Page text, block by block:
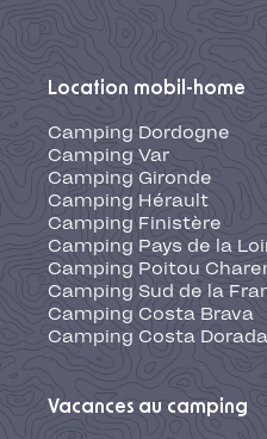
Location mobil-home
Camping Dordogne
Camping Var
Camping Gironde
Camping Hérault
Camping Finistère
Camping Pays de la
Camping Poitou
Camping Sud de la
Camping Costa Brava
Camping Costa Dorada
Vacances au camping